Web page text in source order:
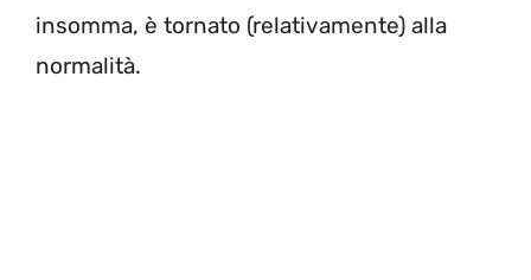
insomma, è tornato (relativamente) alla
normalità.